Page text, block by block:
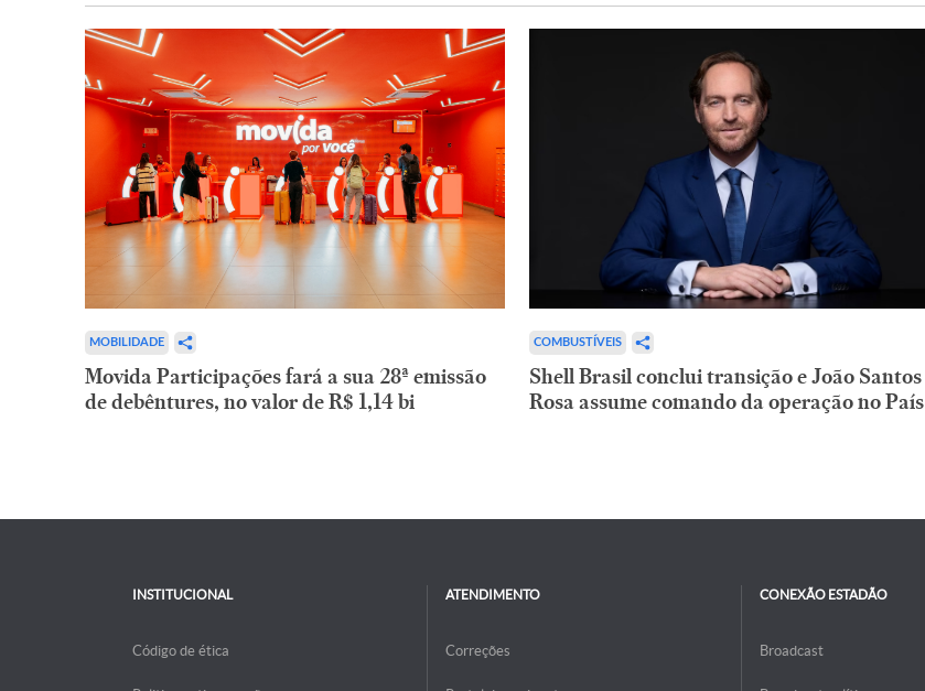
MOBILIDADE
Movida Participações fará a sua 28ª emissão
de debêntures, no valor de R$ 1,14 bi
COMBUSTÍVEIS
Shell Brasil conclui transição e João Santos
Rosa assume comando da operação no País
INSTITUCIONAL
Código de ética
ATENDIMENTO
Correções
CONEXÃO ESTADÃO
Broadcast